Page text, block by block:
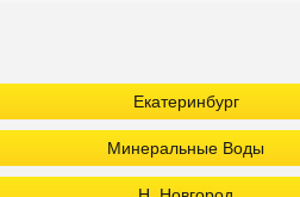
Екатеринбург
Минеральные Воды